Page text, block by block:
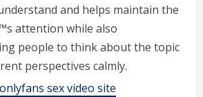
and helps maintain the
attention while also
people to think about the topic
perspectives calmly.
sex video site